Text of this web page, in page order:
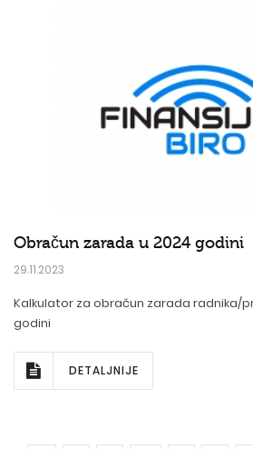
Obračun zarada u 2024 godini
29.11.2023
Kalkulator za obračun zarada radnika/
godini
DETALJNIJE